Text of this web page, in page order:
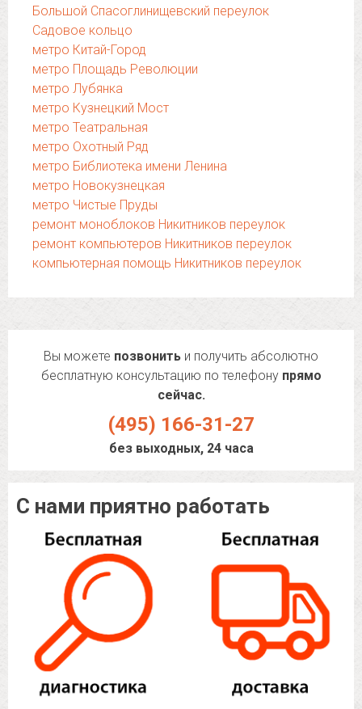
Большой Спасоглинищевский переулок
Садовое кольцо
метро Китай-Город
метро Площадь Революции
метро Лубянка
метро Кузнецкий Мост
метро Театральная
метро Охотный Ряд
метро Библиотека имени Ленина
метро Новокузнецкая
метро Чистые Пруды
ремонт моноблоков Никитников переулок
ремонт компьютеров Никитников переулок
компьютерная помощь Никитников переулок
Вы можете позвонить и получить абсолютно
бесплатную консультацию по телефону прямо
сейчас.
(495) 166-31-27
без выходных, 24 часа
С нами приятно работать